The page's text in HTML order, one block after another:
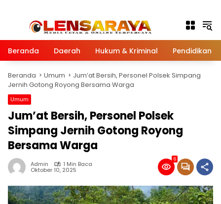
Beranda Daerah Hukum & Kriminal Pendidikan
Beranda Umum
Jum’at Bersih, Personel Polsek Simpang
Jernih Gotong Royong Bersama Warga
Umum
Jum’at Bersih, Personel Polsek
Simpang Jernih Gotong Royong
Bersama Warga
Admin 1 Min Baca
Oktober 10, 2025
6